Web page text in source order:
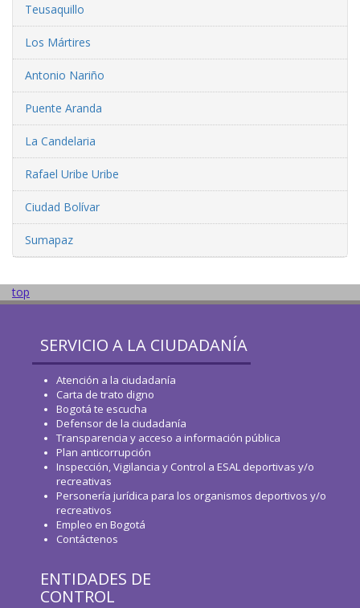
Teusaquillo
Los Mártires
Antonio Nariño
Puente Aranda
La Candelaria
Rafael Uribe Uribe
Ciudad Bolívar
Sumapaz
top
SERVICIO A LA CIUDADANÍA
Atención a la ciudadanía
Carta de trato digno
Bogotá te escucha
Defensor de la ciudadanía
Transparencia y acceso a información pública
Plan anticorrupción
Inspección, Vigilancia y Control a ESAL deportivas y/o
recreativas
Personería jurídica para los organismos deportivos y/o
recreativos
Empleo en Bogotá
Contáctenos
ENTIDADES DE
CONTROL